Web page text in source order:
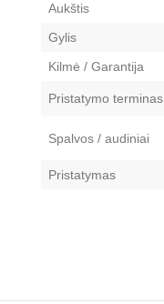
Aukštis
Gylis
Kilmė / Garantija
Pristatymo terminas
Spalvos / audiniai
Pristatymas